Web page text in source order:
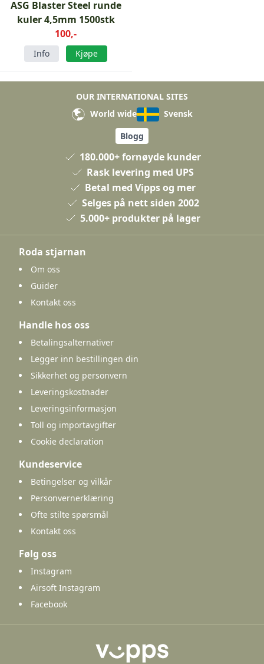
ASG Blaster Steel runde
kuler 4,5mm 1500stk
100,-
Info Kjøpe
OUR INTERNATIONAL SITES
World wide
Svensk
Blogg
180.000+ fornøyde kunder
Rask levering med UPS
Betal med Vipps og mer
Selges på nett siden 2002
5.000+ produkter på lager
Roda stjarnan
Om oss
Guider
Kontakt oss
Handle hos oss
Betalingsalternativer
Legger inn bestillingen din
Sikkerhet og personvern
Leveringskostnader
Leveringsinformasjon
Toll og importavgifter
Cookie declaration
Kundeservice
Betingelser og vilkår
Personvernerklæring
Ofte stilte spørsmål
Kontakt oss
Følg oss
Instagram
Airsoft Instagram
Facebook